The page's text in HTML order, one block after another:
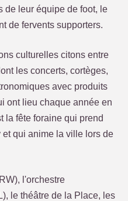
de leur équipe de foot, le
de fervents supporters.
culturelles citons entre
les concerts, cortèges,
avec produits
ont lieu chaque année en
la fête foraine qui prend
qui anime la ville lors de
l'orchestre
le théâtre de la Place, les